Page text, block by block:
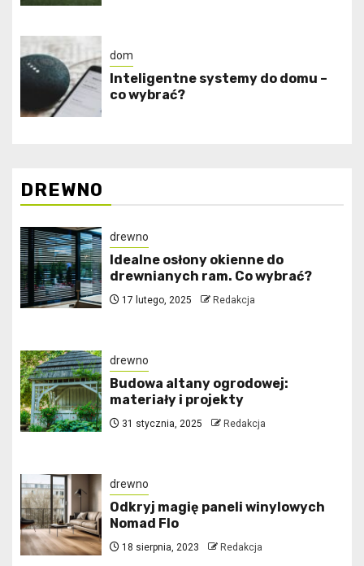
dom
Inteligentne systemy do domu –
co wybrać?
DREWNO
drewno
Idealne osłony okienne do
drewnianych ram. Co wybrać?
17 lutego, 2025 Redakcja
drewno
Budowa altany ogrodowej:
materiały i projekty
31 stycznia, 2025 Redakcja
drewno
Odkryj magię paneli winylowych
Nomad Flo
18 sierpnia, 2023 Redakcja